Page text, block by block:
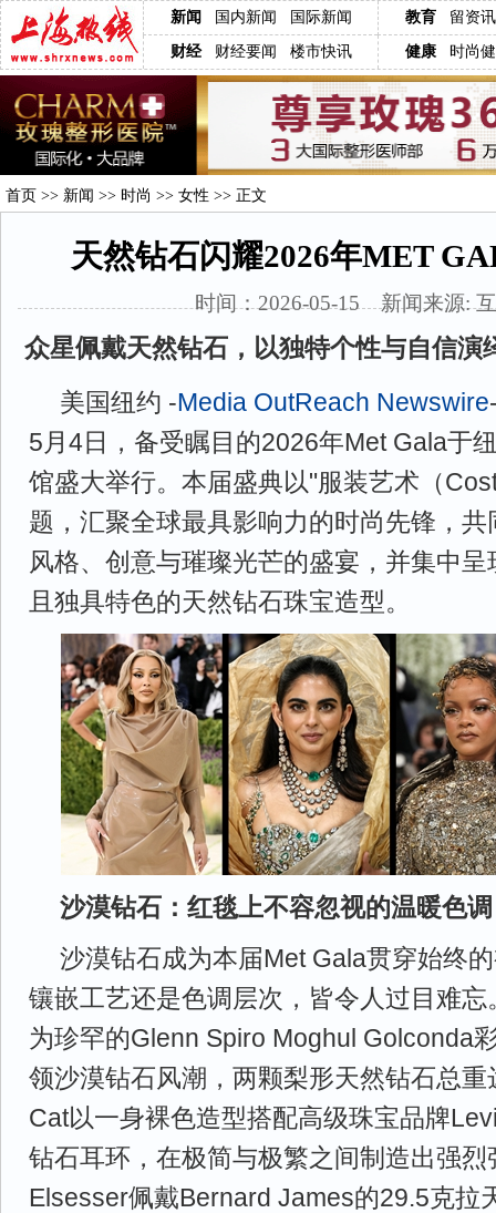
新闻 国内新闻 国际新闻 教育 留资
财经 财经要闻 楼市快讯 健康 时尚
首页 >> 新闻 >> 时尚 >> 女性 >> 正文
天然钻石闪耀2026年MET
时间：2026-05-15 新闻来源:
众星佩戴天然钻石，以独特个性与自信演
美国纽约 -Media OutReach Newswire
5月4日，备受瞩目的2026年Met Gala于
馆盛大举行。本届盛典以"服装艺术（
题，汇聚全球最具影响力的时尚先锋，
风格、创意与璀璨光芒的盛宴，并集中
且独具特色的天然钻石珠宝造型。
沙漠钻石：红毯上不容忽视的温暖色调
沙漠钻石成为本届Met Gala贯穿始终
镶嵌工艺还是色调层次，皆令人过目难
为珍罕的Glenn Spiro Moghul Golconda
领沙漠钻石风潮，两颗梨形天然钻石总
Cat以一身裸色造型搭配高级珠宝品牌
钻石耳环，在极简与极繁之间制造出强烈
Elsesser佩戴Bernard James的29.5克拉